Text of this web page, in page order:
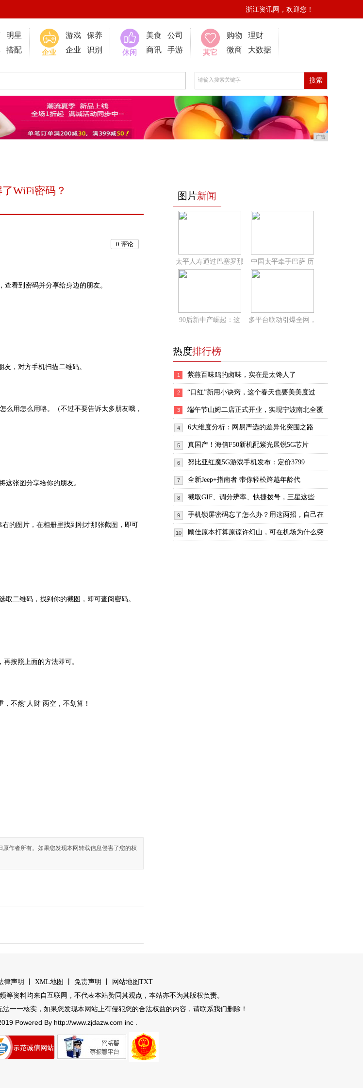
浙江资讯网，欢迎您！
明星
搭配 企业
游戏
保养
企业
识别 休闲
美食
公司
商讯
手游 其它
购物
理财
微商
大数据
广告
WiFi密码？
0 评论
看到密码并分享给身边的朋友。
，对方手机扫描二维码。
用怎么用咯。（不过不要告诉太多朋友哦，
这张图分享给你的朋友。
的图片，在相册里找到刚才那张截图，即可
二维码，找到你的截图，即可查阅密码。
按照上面的方法即可。
不然“人财”两空，不划算！
作者所有。如果您发现本网转载信息侵害了您的权
图片新闻
太平人寿通过巴塞罗那 中国太平牵手巴萨 历
90后新中产崛起：这 多平台联动引爆全网，
热度排行榜
1 紫燕百味鸡的卤味，实在是太馋人了
2 “口红”新用小诀窍，这个春天也要美美度过
3 端午节山姆二店正式开业，实现宁波南北全覆
4 6大维度分析：网易严选的差异化突围之路
5 真国产！海信F50新机配紫光展锐5G芯片
6 努比亚红魔5G游戏手机发布：定价3799
7 全新Jeep+指南者 带你轻松跨越年龄代
8 截取GIF、调分辨率、快捷拨号，三星这些
9 手机锁屏密码忘了怎么办？用这两招，自己在
10 顾佳原本打算原谅许幻山，可在机场为什么突
律声明 XML地图 免责声明 网站地图 TXT
资料均来自互联网，不代表本站赞同其观点，本站亦不为其版权负责。
一一核实，如果您发现本网站上有侵犯您的合法权益的内容，请联系我们删除！
Powered By http://www.zjdazw.com inc .